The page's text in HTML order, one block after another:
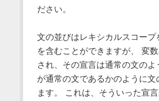
ださい。
文の並びはレキシカルスコー
を含むことができますが、 変
され、その宣言は通常の文の
が通常の文であるかのように
ます。 これは、そういった宣